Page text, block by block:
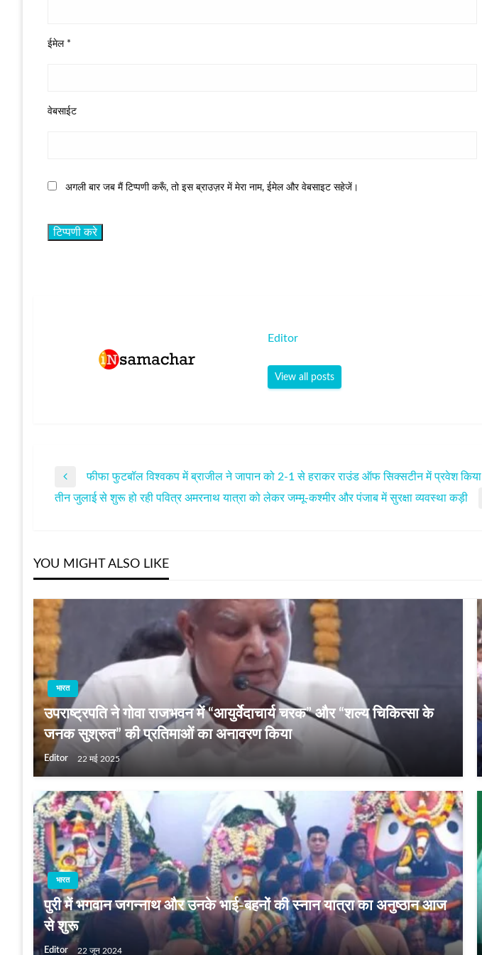
ईमेल *
वेबसाईट
अगली बार जब मैं टिप्पणी करूँ, तो इस ब्राउज़र में मेरा नाम, ईमेल और वेबसाइट सहेजें।
Editor
View all posts
पोस्ट
Previous
Post
फीफा फुटबॉल विश्‍वकप में ब्राजील ने जापान को 2-1 से हराकर राउंड ऑफ सिक्‍सटीन में प्रवेश किया
Next
तीन जुलाई से शुरू हो रही पवित्र अमरनाथ यात्रा को लेकर जम्मू-कश्मीर और पंजाब में सुरक्षा व्यवस्था कड़ी
YOU MIGHT ALSO LIKE
भारत
उपराष्ट्रपति ने गोवा राजभवन में “आयुर्वेदाचार्य चरक” और “शल्य चिकित्सा के
जनक सुश्रुत” की प्रतिमाओं का अनावरण किया
Editor 22 मई 2025
भारत
पुरी में भगवान जगन्नाथ और उनके भाई-बहनों की स्नान यात्रा का अनुष्ठान आज
से शुरू
Editor 22 जून 2024